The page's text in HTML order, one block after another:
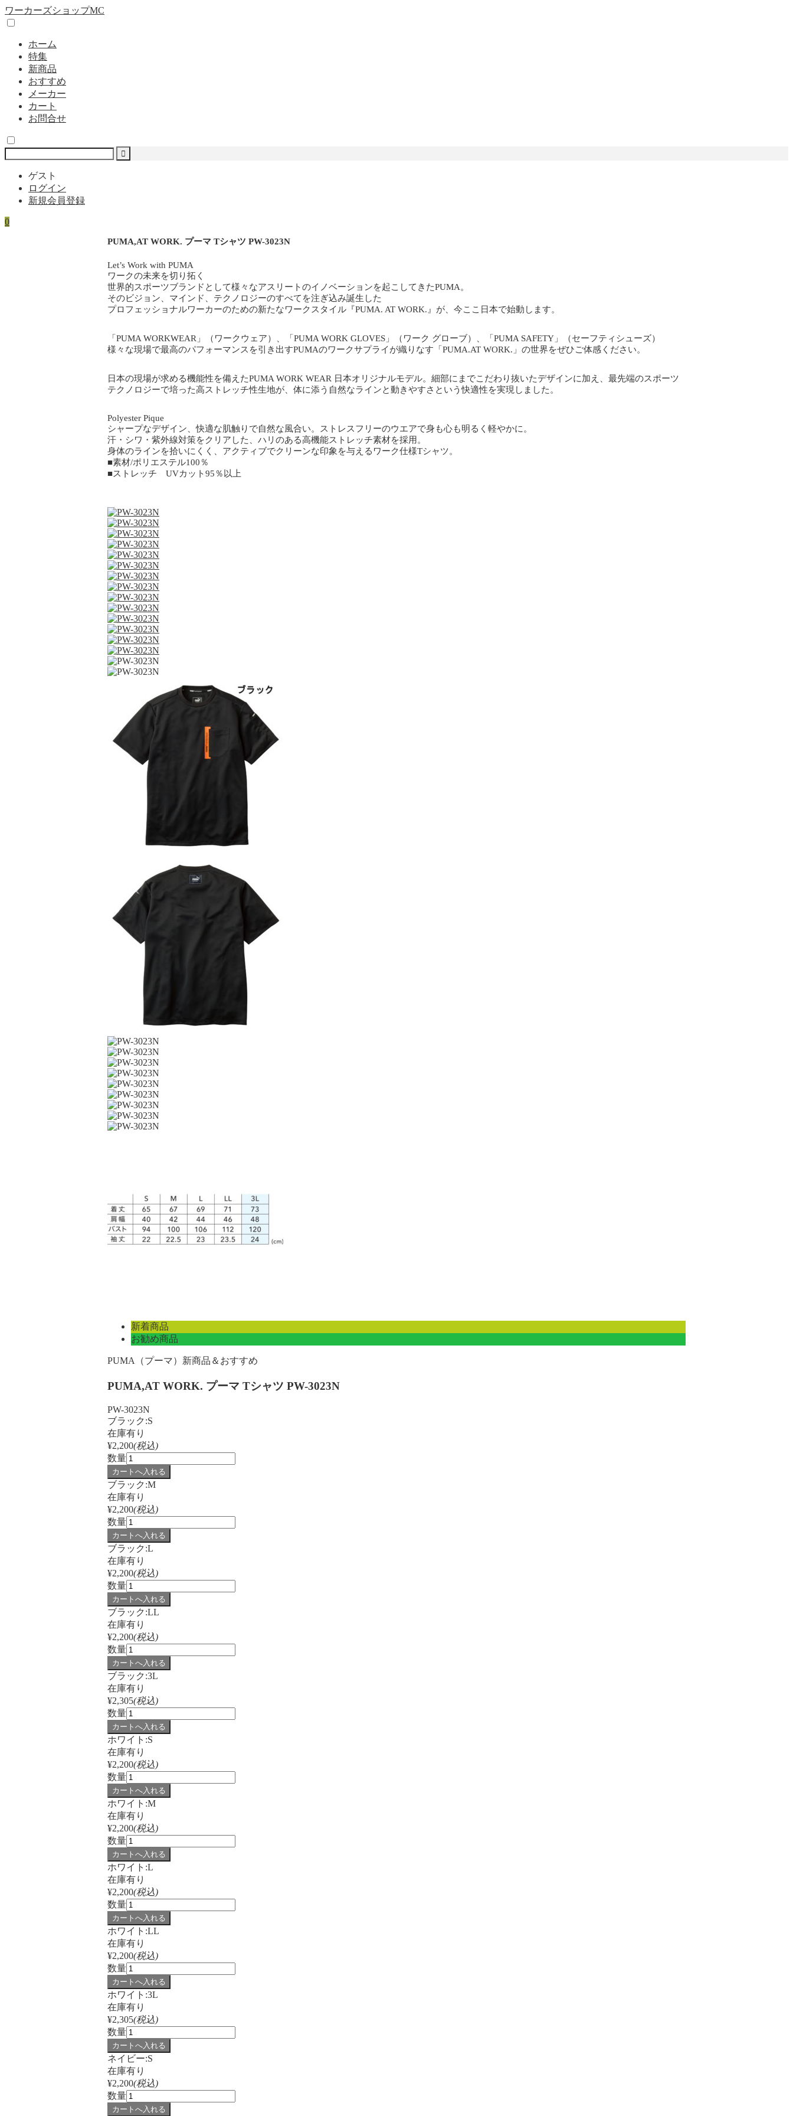
ワーカーズショップMC
ホーム
特集
新商品
おすすめ
メーカー
カート
お問合せ
ゲスト
ログイン
新規会員登録
0
PUMA,AT WORK. プーマ Tシャツ PW-3023N
Let’s Work with PUMA
ワークの未来を切り拓く
世界的スポーツブランドとして様々なアスリートのイノベーションを起こしてきたPUMA。
そのビジョン、マインド、テクノロジーのすべてを注ぎ込み誕生した
プロフェッショナルワーカーのための新たなワークスタイル『PUMA. AT WORK.』が、今ここ日本で始動します。
「PUMA WORKWEAR」（ワークウェア）、「PUMA WORK GLOVES」（ワーク グローブ）、「PUMA SAFETY」（セーフティシューズ）
様々な現場で最高のパフォーマンスを引き出すPUMAのワークサプライが織りなす「PUMA.AT WORK.」の世界をぜひご体感ください。
日本の現場が求める機能性を備えたPUMA WORK WEAR 日本オリジナルモデル。細部にまでこだわり抜いたデザインに加え、最先端のスポーツ
テクノロジーで培った高ストレッチ性生地が、体に添う自然なラインと動きやすさという快適性を実現しました。
Polyester Pique
シャープなデザイン、快適な肌触りで自然な風合い。ストレスフリーのウエアで身も心も明るく軽やかに。
汗・シワ・紫外線対策をクリアした、ハリのある高機能ストレッチ素材を採用。
身体のラインを拾いにくく、アクティブでクリーンな印象を与えるワーク仕様Tシャツ。
■素材/ポリエステル100％
■ストレッチ UVカット95％以上
新着商品
お勧め商品
PUMA（プーマ） 新商品＆おすすめ
PUMA,AT WORK. プーマ Tシャツ PW-3023N
PW-3023N
ブラック:S
在庫有り
¥2,200(税込)
数量
ブラック:M
在庫有り
¥2,200(税込)
数量
ブラック:L
在庫有り
¥2,200(税込)
数量
ブラック:LL
在庫有り
¥2,200(税込)
数量
ブラック:3L
在庫有り
¥2,305(税込)
数量
ホワイト:S
在庫有り
¥2,200(税込)
数量
ホワイト:M
在庫有り
¥2,200(税込)
数量
ホワイト:L
在庫有り
¥2,200(税込)
数量
ホワイト:LL
在庫有り
¥2,200(税込)
数量
ホワイト:3L
在庫有り
¥2,305(税込)
数量
ネイビー:S
在庫有り
¥2,200(税込)
数量